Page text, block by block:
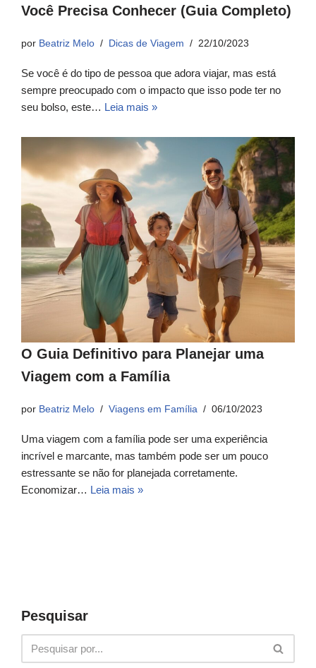
Você Precisa Conhecer (Guia Completo)
por Beatriz Melo Dicas de Viagem 22/10/2023
Se você é do tipo de pessoa que adora viajar, mas está
sempre preocupado com o impacto que isso pode ter no
seu bolso, este… Leia mais »
O Guia Definitivo para Planejar uma
Viagem com a Família
por Beatriz Melo Viagens em Família 06/10/2023
Uma viagem com a família pode ser uma experiência
incrível e marcante, mas também pode ser um pouco
estressante se não for planejada corretamente.
Economizar… Leia mais »
Pesquisar